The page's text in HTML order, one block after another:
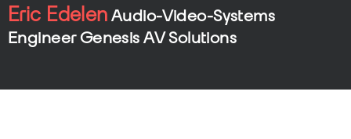
Eric EdelenAudio-Video-Systems
Engineer Genesis AV Solutions